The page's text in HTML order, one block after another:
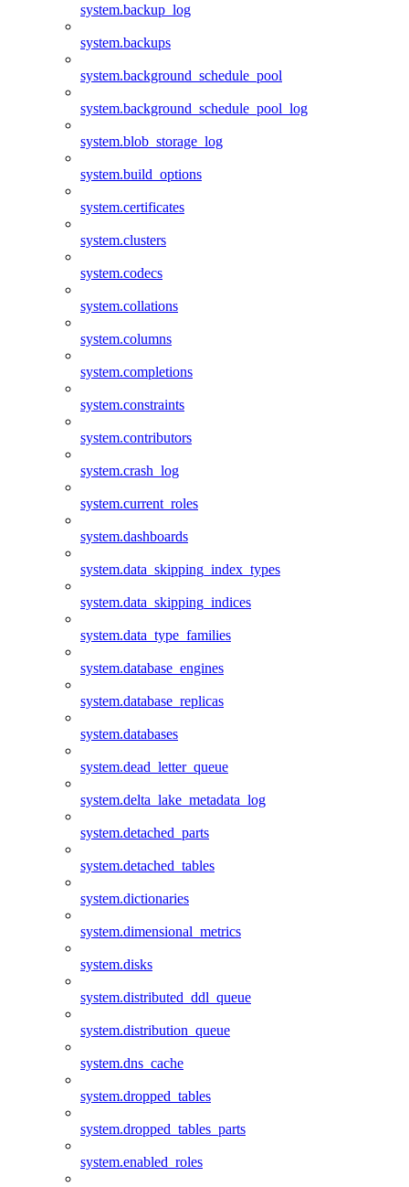
system.backup_log
system.backups
system.background_schedule_pool
system.background_schedule_pool_log
system.blob_storage_log
system.build_options
system.certificates
system.clusters
system.codecs
system.collations
system.columns
system.completions
system.constraints
system.contributors
system.crash_log
system.current_roles
system.dashboards
system.data_skipping_index_types
system.data_skipping_indices
system.data_type_families
system.database_engines
system.database_replicas
system.databases
system.dead_letter_queue
system.delta_lake_metadata_log
system.detached_parts
system.detached_tables
system.dictionaries
system.dimensional_metrics
system.disks
system.distributed_ddl_queue
system.distribution_queue
system.dns_cache
system.dropped_tables
system.dropped_tables_parts
system.enabled_roles